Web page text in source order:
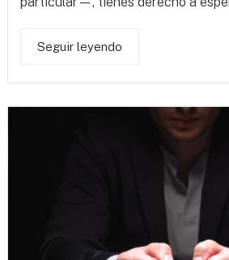
Seguir leyendo